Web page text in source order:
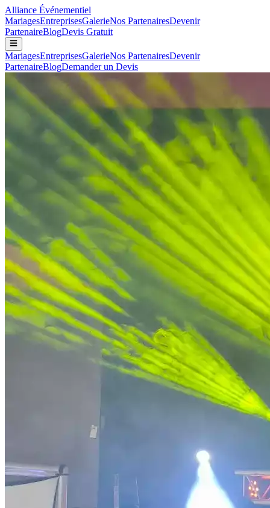
Alliance Événementiel
MariagesEntreprisesGalerieNos PartenairesDevenir
PartenaireBlogDevis Gratuit
MariagesEntreprisesGalerieNos PartenairesDevenir
PartenaireBlogDemander un Devis